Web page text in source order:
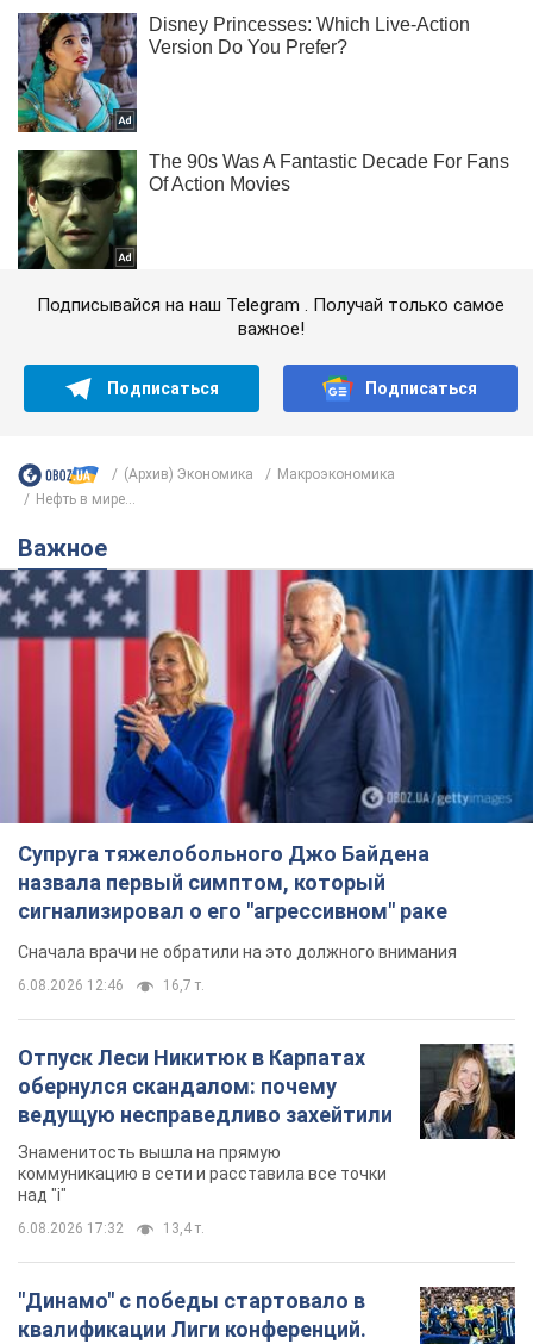
Подписывайся на наш Telegram . Получай только самое
важное!
Подписаться Подписаться
(Архив) Экономика
Mакроэкономика
Нефть в мире...
Важное
Супруга тяжелобольного Джо Байдена
назвала первый симптом, который
сигнализировал о его "агрессивном" раке
Сначала врачи не обратили на это должного внимания
6.08.2026 12:46 16,7 т.
Отпуск Леси Никитюк в Карпатах
обернулся скандалом: почему
ведущую несправедливо захейтили
Знаменитость вышла на прямую
коммуникацию в сети и расставила все точки
над "i"
6.08.2026 17:32 13,4 т.
"Динамо" с победы стартовало в
квалификации Лиги конференций.